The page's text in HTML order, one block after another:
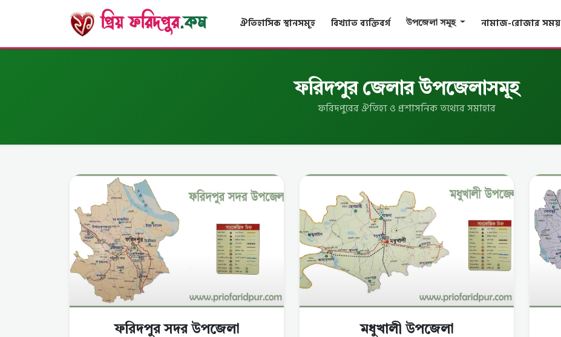
প্রিয় ফরিদপুর.কম ঐতিহাসিক স্থানসমূহ বিখ্যাত ব্যক্তিবর্গ উপজেলা সমূহ নামাজ-রোজার সময়
ফরিদপুর জেলার উপজেলাসমূহ
ফরিদপুরের ঐতিহ্য ও প্রশাসনিক তথ্যের সমাহার
ফরিদপুর সদর উপজেলা মধুখালী উপজেলা